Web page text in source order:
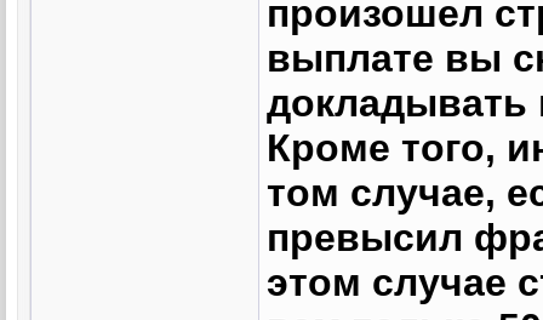
произошел
выплате вы
докладывать
Кроме того,
том случае,
превысил
этом случае